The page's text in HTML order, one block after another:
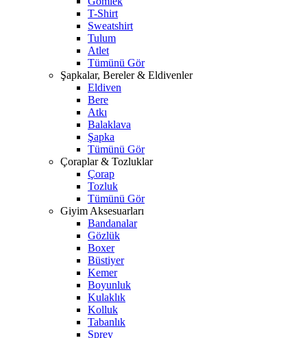
T-Shirt
Sweatshirt
Tulum
Atlet
Tümünü Gör
Şapkalar, Bereler & Eldivenler
Eldiven
Bere
Atkı
Balaklava
Şapka
Tümünü Gör
Çoraplar & Tozluklar
Çorap
Tozluk
Tümünü Gör
Giyim Aksesuarları
Bandanalar
Gözlük
Boxer
Büstiyer
Kemer
Boyunluk
Kulaklık
Kolluk
Tabanlık
Sprey